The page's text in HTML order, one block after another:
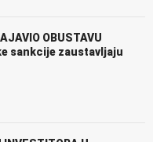
OBUSTAVU
sankcije zaustavljaju